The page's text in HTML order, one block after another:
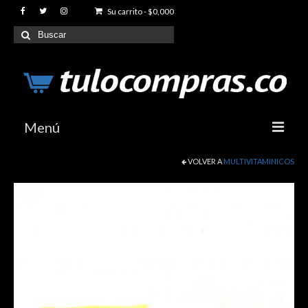
Su carrito-$0,000
Buscar
por:
Menú
Proteinas y Suplementos para Gimnasio
VOLVER A MULTIVITAMINICOS